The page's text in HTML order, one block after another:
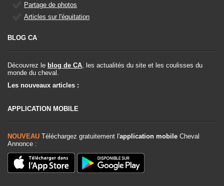
Partage de photos
Articles sur l'équitation
BLOG CA
Découvrez le blog de CA, les actualités du site et les coulisses du
monde du cheval.
Les nouveaux articles :
APPLICATION MOBILE
NOUVEAU Téléchargez gratuitement l'application mobile Cheval
Annonce :